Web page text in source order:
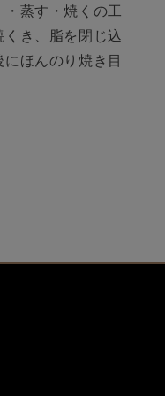
蒸す・焼くの工
き、脂を閉じ込
ほんのり焼き目